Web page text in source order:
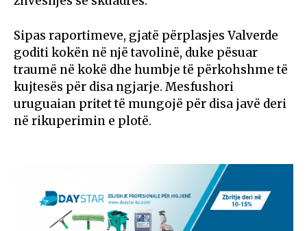
Sipas raportimeve, gjatë përplasjes Valverde
goditi kokën në një tavolinë, duke pësuar
traumë në kokë dhe humbje të përkohshme të
kujtesës për disa ngjarje. Mesfushori
uruguaian pritet të mungojë për disa javë deri
në rikuperimin e plotë.